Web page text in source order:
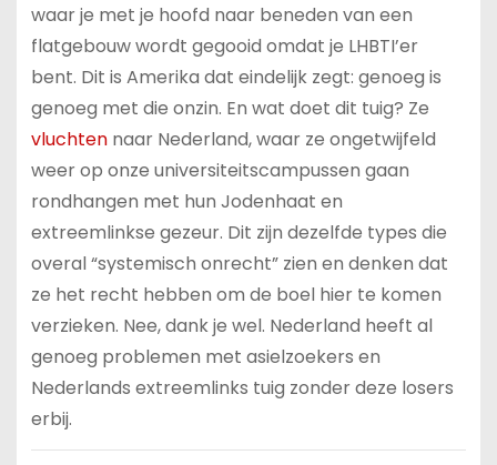
waar je met je hoofd naar beneden van een
flatgebouw wordt gegooid omdat je LHBTI’er
bent. Dit is Amerika dat eindelijk zegt: genoeg is
genoeg met die onzin. En wat doet dit tuig? Ze
vluchtennaar Nederland, waar ze ongetwijfeld
weer op onze universiteitscampussen gaan
rondhangen met hun Jodenhaat en
extreemlinkse gezeur. Dit zijn dezelfde types die
overal “systemisch onrecht” zien en denken dat
ze het recht hebben om de boel hier te komen
verzieken. Nee, dank je wel. Nederland heeft al
genoeg problemen met asielzoekers en
Nederlands extreemlinks tuig zonder deze losers
erbij.